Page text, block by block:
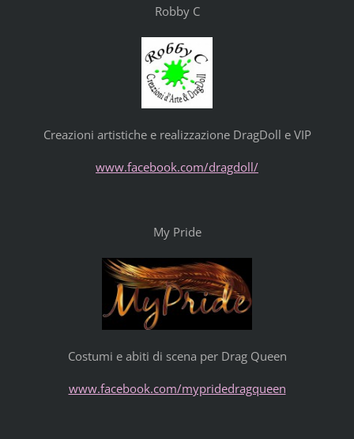
Robby C
Creazioni artistiche e realizzazione DragDoll e VIP
www.facebook.com/dragdoll/
My Pride
Costumi e abiti di scena per Drag Queen
www.facebook.com/mypridedragqueen